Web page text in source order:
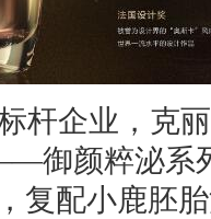
杆企业，克
御颜粹泌系
复配小鹿胚